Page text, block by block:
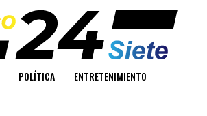
POLÍTICA ENTRETENIMIENTO